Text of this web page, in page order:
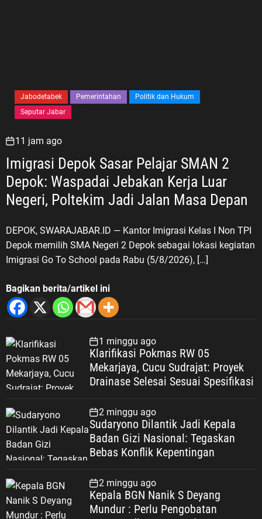
Jabodetabek Pemerintahan
Politik dan Hukum
Seputar Jabar
11 jam ago
Imigrasi Depok Sasar Pelajar SMAN 2
Depok: Waspadai Jebakan Kerja Luar
DEPOK, SWARAJABAR.ID — Kantor Imigrasi Kelas I Non TPI
Depok memilih SMA Negeri 2 Depok sebagai lokasi kegiatan
Imigrasi Go To School pada Rabu (5/8/2026), […]
Bagikan berita/artikel ini
1 minggu ago
Klarifikasi Pokmas RW 05
Mekarjaya, Cucu Sudrajat: Proyek
Drainase Selesai Sesuai Spesifikasi
2 minggu ago
Sudaryono Dilantik Jadi Kepala
Badan Gizi Nasional: Tegaskan
Bebas Konflik Kepentingan
2 minggu ago
Kepala BGN Nanik S Deyang
Mundur : Perlu Pengobatan